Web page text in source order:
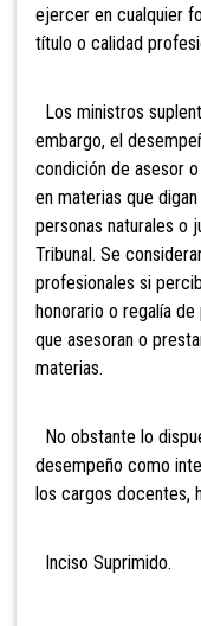
ejercer en cualquier
título o calidad
Los ministros
embargo, el
condición de asesor
en materias que
personas naturales o
Tribunal. Se
profesionales si
honorario o regalía
que asesoran o
materias.
No obstante lo
desempeño como
los cargos docentes,
Inciso Suprimido.